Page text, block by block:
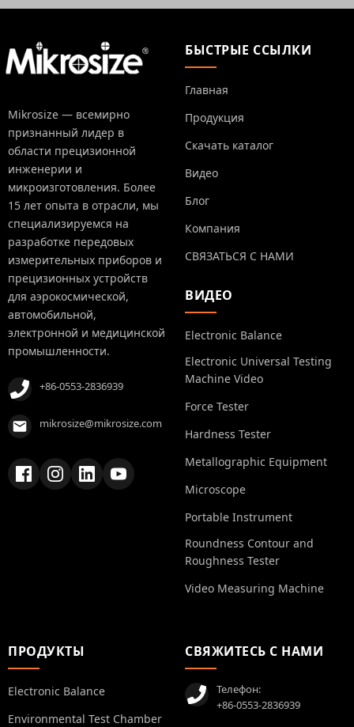
Mikrosize — всемирно
признанный лидер в
области прецизионной
инженерии и
микроизготовления. Более
15 лет опыта в отрасли, мы
специализируемся на
разработке передовых
измерительных приборов и
прецизионных устройств
для аэрокосмической,
автомобильной,
электронной и медицинской
промышленности.
+86-0553-2836939
mikrosize@mikrosize.com
БЫСТРЫЕ ССЫЛКИ
Главная
Продукция
Скачать каталог
Видео
Блог
Компания
СВЯЗАТЬСЯ С НАМИ
ВИДЕО
Electronic Balance
Electronic Universal Testing
Machine Video
Force Tester
Hardness Tester
Metallographic Equipment
Microscope
Portable Instrument
Roundness Contour and
Roughness Tester
Video Measuring Machine
ПРОДУКТЫ
Electronic Balance
Environmental Test Chamber
СВЯЖИТЕСЬ С НАМИ
Телефон:
+86-0553-2836939